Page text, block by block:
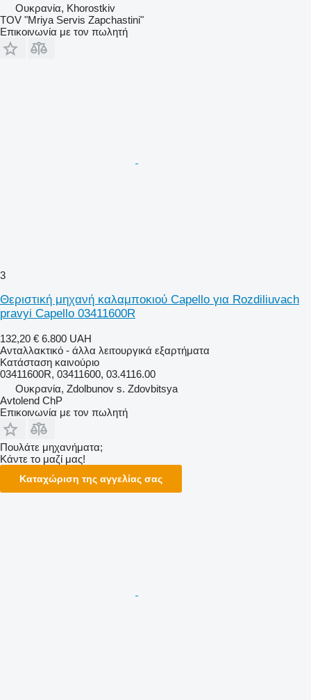
Ουκρανία, Khorostkiv
TOV "Mriya Servis Zapchastini"
Επικοινωνία με τον πωλητή
3
Θεριστική μηχανή καλαμποκιού Capello για Rozdiliuvach
pravyi Capello 03411600R
132,20 € 6.800 UAH
Ανταλλακτικό - άλλα λειτουργικά εξαρτήματα
Κατάσταση καινούριο
03411600R, 03411600, 03.4116.00
Ουκρανία, Zdolbunov s. Zdovbitsya
Avtolend ChP
Επικοινωνία με τον πωλητή
Πουλάτε μηχανήματα;
Κάντε το μαζί μας!
Καταχώριση της αγγελίας σας